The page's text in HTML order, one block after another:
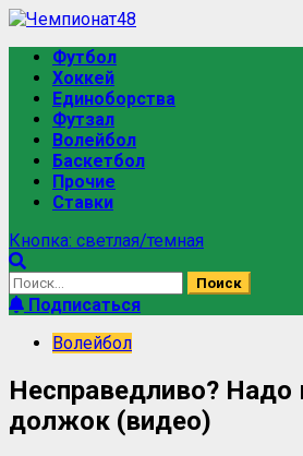
Перейти
содержимому
Основное
меню
Футбол
Хоккей
Единоборства
Футзал
Волейбол
Баскетбол
Прочие
Ставки
Кнопка: светлая/темная
Найти:
Подписаться
Волейбол
Несправедливо? Надо
должок (видео)